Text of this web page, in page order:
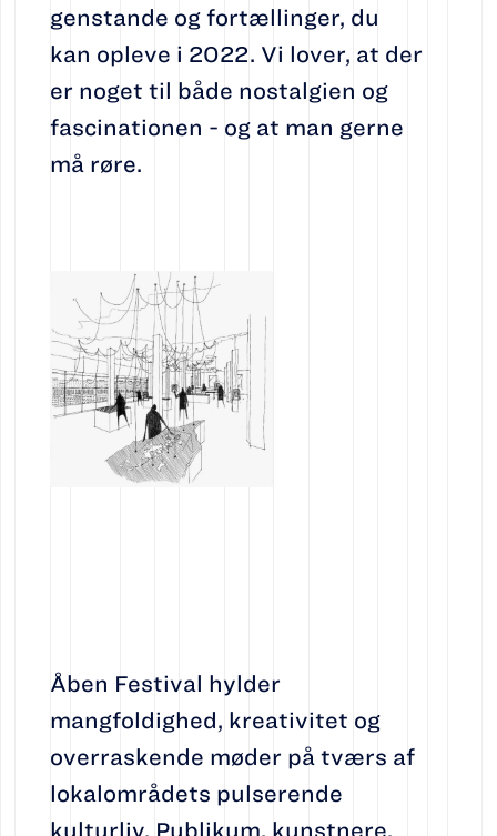
genstande og fortællinger, du
kan opleve i 2022. Vi lover, at der
er noget til både nostalgien og
fascinationen - og at man gerne
må røre.
Åben Festival hylder
mangfoldighed, kreativitet og
overraskende møder på tværs af
lokalområdets pulserende
kulturliv. Publikum, kunstnere,